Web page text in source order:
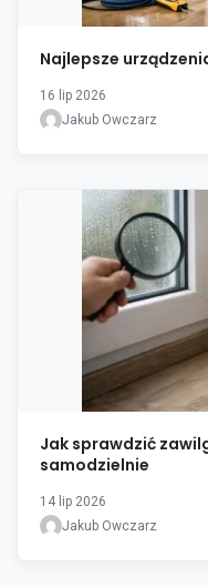
Najlepsze
16 lip 2026
Jakub Owczarz
Jak sprawdzić
samodzielnie
14 lip 2026
Jakub Owczarz